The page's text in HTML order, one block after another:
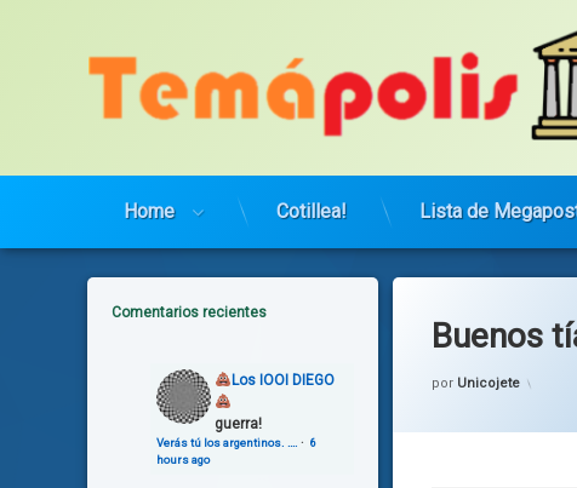
Home Cotillea! Lista de
Buenos
por Unicojete
Comentarios recientes
Los IOOI DIEGO
guerra!
Verás tú los argentinos. …. · 6
hours ago